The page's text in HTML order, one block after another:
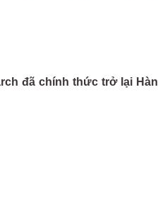
đã chính thức trở lại Hàn